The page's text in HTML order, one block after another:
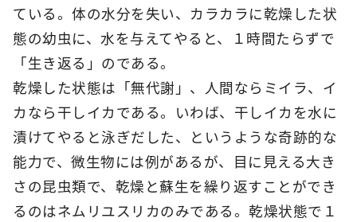
ている。体の水分を失い、カラカラに乾燥した状
態の幼虫に、水を与えてやると、１時間たらずで
「生き返る」のである。
乾燥した状態は「無代謝」、人間ならミイラ、イ
カなら干しイカである。いわば、干しイカを水に
漬けてやると泳ぎだした、というような奇跡的な
能力で、微生物には例があるが、目に見える大き
さの昆虫類で、乾燥と蘇生を繰り返すことができ
るのはネムリユスリカのみである。乾燥状態で１